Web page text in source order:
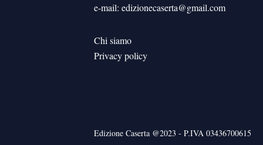
e-mail: edizionecaserta@gmail.com
Chi siamo
Privacy policy
Edizione Caserta @2023 - P.IVA 03436700615